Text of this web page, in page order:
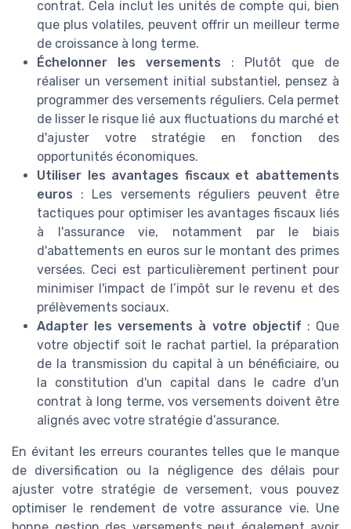
contrat. Cela inclut les unités de compte qui, bien
que plus volatiles, peuvent offrir un meilleur terme
de croissance à long terme.
Échelonner les versements : Plutôt que de
réaliser un versement initial substantiel, pensez à
programmer des versements réguliers. Cela permet
de lisser le risque lié aux fluctuations du marché et
d'ajuster votre stratégie en fonction des
opportunités économiques.
Utiliser les avantages fiscaux et abattements
euros : Les versements réguliers peuvent être
tactiques pour optimiser les avantages fiscaux liés
à l'assurance vie, notamment par le biais
d'abattements en euros sur le montant des primes
versées. Ceci est particulièrement pertinent pour
minimiser l'impact de l’impôt sur le revenu et des
prélèvements sociaux.
Adapter les versements à votre objectif : Que
votre objectif soit le rachat partiel, la préparation
de la transmission du capital à un bénéficiaire, ou
la constitution d'un capital dans le cadre d'un
contrat à long terme, vos versements doivent être
alignés avec votre stratégie d’assurance.
En évitant les erreurs courantes telles que le manque
de diversification ou la négligence des délais pour
ajuster votre stratégie de versement, vous pouvez
optimiser le rendement de votre assurance vie. Une